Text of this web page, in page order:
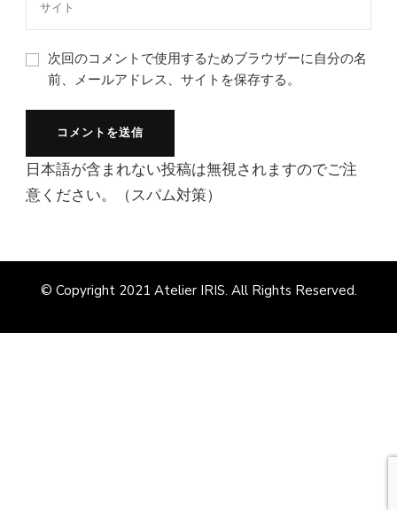
次回のコメントで使用するためブラウザーに自分の名
前、メールアドレス、サイトを保存する。
日本語が含まれない投稿は無視されますのでご注
意ください。（スパム対策）
© Copyright 2021 Atelier IRIS. All Rights Reserved.